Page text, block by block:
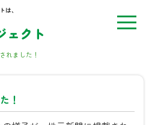
は、
ェクト
れました！
！